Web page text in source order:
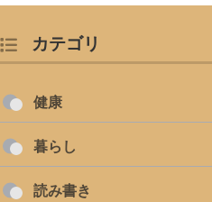
カテゴリ
健康
暮らし
読み書き